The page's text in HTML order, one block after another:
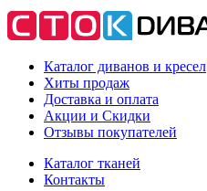
Каталог диванов и кресел
Хиты продаж
Доставка и оплата
Акции и Скидки
Отзывы покупателей
Каталог тканей
Контакты